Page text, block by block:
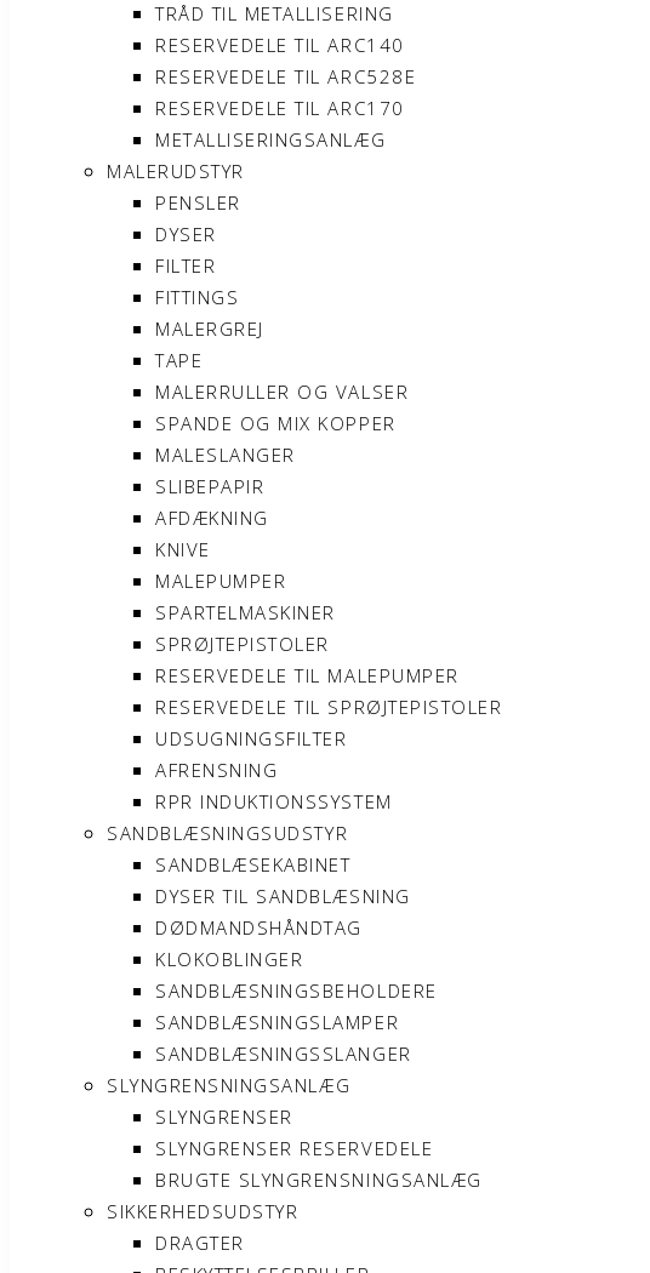
TRÅD TIL METALLISERING
RESERVEDELE TIL ARC140
RESERVEDELE TIL ARC528E
RESERVEDELE TIL ARC170
METALLISERINGSANLÆG
MALERUDSTYR
PENSLER
DYSER
FILTER
FITTINGS
MALERGREJ
TAPE
MALERRULLER OG VALSER
SPANDE OG MIX KOPPER
MALESLANGER
SLIBEPAPIR
AFDÆKNING
KNIVE
MALEPUMPER
SPARTELMASKINER
SPRØJTEPISTOLER
RESERVEDELE TIL MALEPUMPER
RESERVEDELE TIL SPRØJTEPISTOLER
UDSUGNINGSFILTER
AFRENSNING
RPR INDUKTIONSSYSTEM
SANDBLÆSNINGSUDSTYR
SANDBLÆSEKABINET
DYSER TIL SANDBLÆSNING
DØDMANDSHÅNDTAG
KLOKOBLINGER
SANDBLÆSNINGSBEHOLDERE
SANDBLÆSNINGSLAMPER
SANDBLÆSNINGSSLANGER
SLYNGRENSNINGSANLÆG
SLYNGRENSER
SLYNGRENSER RESERVEDELE
BRUGTE SLYNGRENSNINGSANLÆG
SIKKERHEDSUDSTYR
DRAGTER